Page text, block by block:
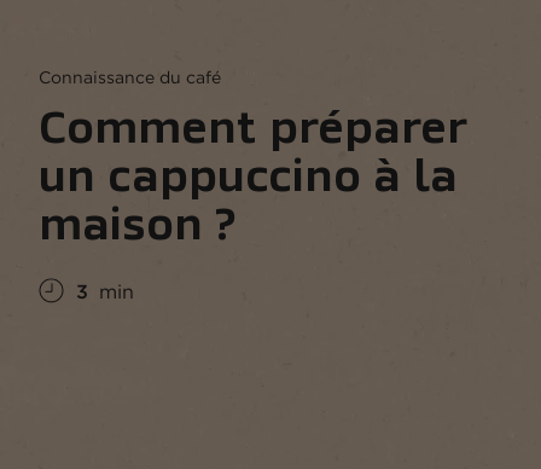
Connaissance du café
Comment préparer
un cappuccino à la
maison ?
3 min